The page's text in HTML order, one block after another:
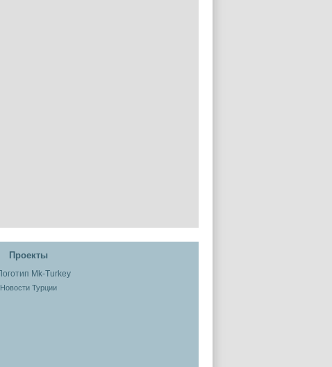
Проекты
Новости Турции